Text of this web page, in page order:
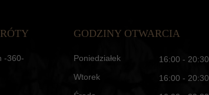
-360-
GODZINY OTWARCIA
16:00 - 20:30
16:00 - 20:30
Poniedziałek
Wtorek